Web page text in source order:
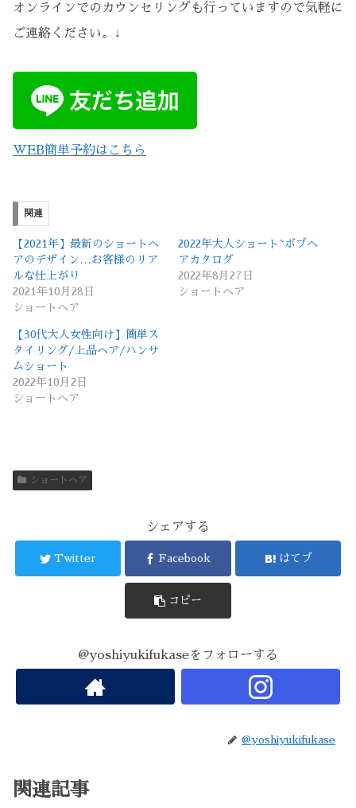
オンラインでのカウンセリングも行っていますので気軽に
ご連絡ください。↓
WEB簡単予約はこちら
関連
【2021年】最新のショートヘ
アのデザイン…お客様のリア
ルな仕上がり
2021年10月28日
ショートヘア
2022年大人ショート~ボブヘ
アカタログ
2022年8月27日
ショートヘア
【30代大人女性向け】簡単ス
タイリング/上品ヘア/ハンサ
ムショート
2022年10月2日
ショートヘア
ショートヘア
シェアする
Twitter Facebook はてブ
コピー
@yoshiyukifukaseをフォローする
@yoshiyukifukase
関連記事